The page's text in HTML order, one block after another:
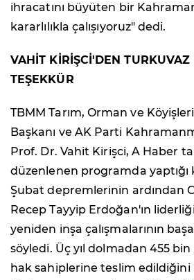
ihracatını büyüten bir
kararlılıkla çalışıyoruz" dedi.
VAHİT KİRİŞCİ'DEN TURKUVAZ
TEŞEKKÜR
TBMM Tarım, Orman ve
Başkanı ve AK Parti
Prof. Dr. Vahit Kirişci, A Haber
düzenlenen programda yaptığı
Şubat depremlerinin ardından
Recep Tayyip Erdoğan'ın
yeniden inşa çalışmalarının
söyledi. Üç yıl dolmadan 455
hak sahiplerine teslim edildiğini